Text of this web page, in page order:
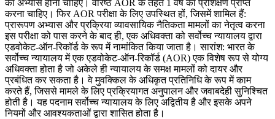
का अभ्यास होना चाहिए। वरिष्ठ AOR के तहत 1 वर्ष का प्रशिक्षण प्राप्त
करना चाहिए। फिर AOR परीक्षा के लिए उपस्थित हों, जिसमें शामिल हैं:
प्रारूपण अभ्यास और प्रक्रिया व्यावसायिक नैतिकता मामलों का नेतृत्व करना
इस परीक्षा को पास करने के बाद ही, एक अधिवक्ता को सर्वोच्च न्यायालय द्वारा
एडवोकेट-ऑन-रिकॉर्ड के रूप में नामांकित किया जाता है। सारांश: भारत के
सर्वोच्च न्यायालय में एक एडवोकेट-ऑन-रिकॉर्ड (AOR) एक विशेष रूप से योग्य
अधिवक्ता होता है जो अकेले ही न्यायालय के समक्ष मामलों को दायर और
प्रबंधित कर सकता है। वे मुवक्किल के अधिकृत प्रतिनिधि के रूप में काम
करते हैं, जिससे मामले के लिए प्रक्रियागत अनुपालन और जवाबदेही सुनिश्चित
होती है। यह पदनाम सर्वोच्च न्यायालय के लिए अद्वितीय है और इसके अपने
नियमों और आवश्यकताओं द्वारा शासित होता है।